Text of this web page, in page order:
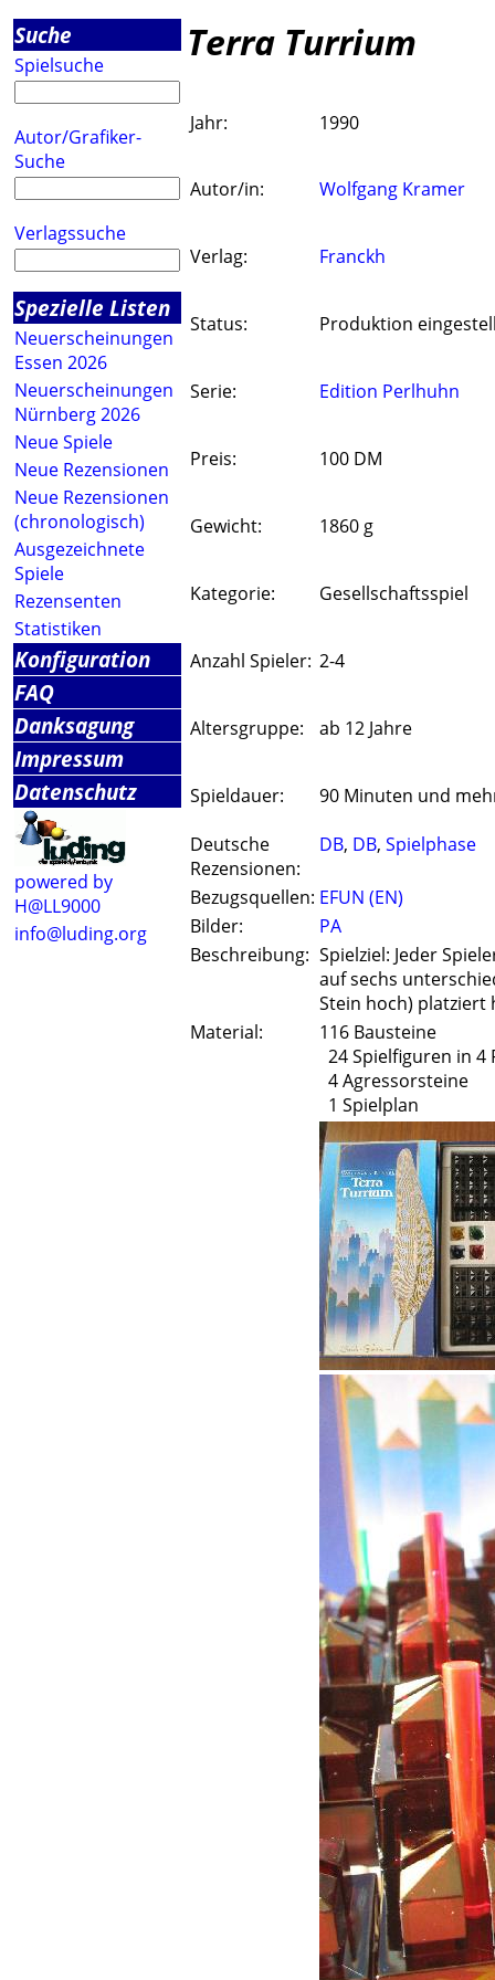
Suche
Spielsuche
Autor/Grafiker-
Suche
Verlagssuche
Spezielle Listen
Neuerscheinungen
Essen 2026
Neuerscheinungen
Nürnberg 2026
Neue Spiele
Neue Rezensionen
Neue Rezensionen
(chronologisch)
Ausgezeichnete
Spiele
Rezensenten
Statistiken
Konfiguration
FAQ
Danksagung
Impressum
Datenschutz
powered by
H@LL9000
info@luding.org
Terra Turrium
Jahr: 1990
Autor/in: Wolfgang Kramer
Verlag: Franckh
Status: Produktion
Serie: Edition Perlhuhn
Preis: 100 DM
Gewicht: 1860 g
Kategorie: Gesellschaftsspiel
Anzahl Spieler: 2-4
Altersgruppe: ab 12 Jahre
Spieldauer:
90 Minuten und
Deutsche
Rezensionen:
DB, DB, Spielphase
Bezugsquellen: EFUN (EN)
Bilder:
PA
Beschreibung: Spielziel: Jeder
auf sechs
Stein hoch) platziert
Material:
116 Bausteine
24 Spielfiguren in 4
4 Agressorsteine
1 Spielplan